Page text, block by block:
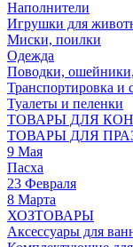
Наполнители
Игрушки для
Миски, поилки
Одежда
Поводки,
Транспортировка и
Туалеты и пеленки
ТОВАРЫ ДЛЯ
ТОВАРЫ ДЛЯ
9 Мая
Пасха
23 Февраля
8 Марта
ХОЗТОВАРЫ
Аксессуары для